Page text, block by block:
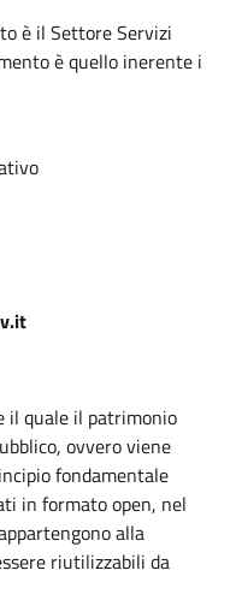
è il Settore Servizi
è quello inerente i
il quale il patrimonio
ovvero viene
fondamentale
in formato open, nel
alla
riutilizzabili da